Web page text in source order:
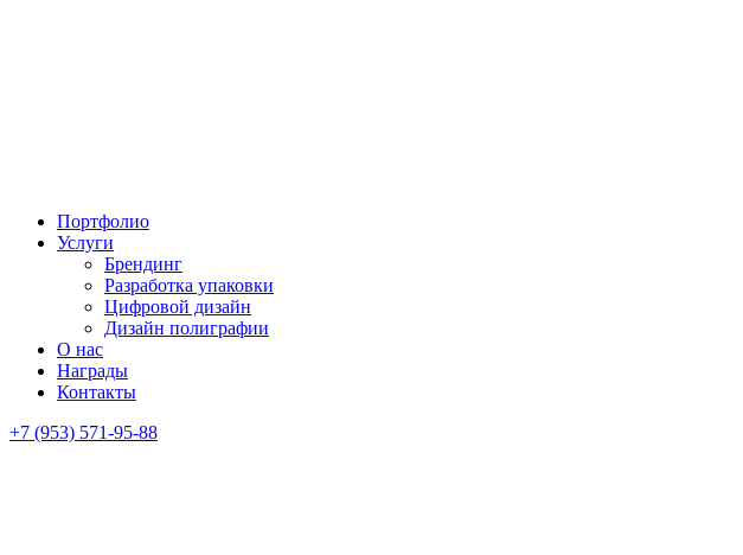
Портфолио
Услуги
Брендинг
Разработка упаковки
Цифровой дизайн
Дизайн полиграфии
О нас
Награды
Контакты
+7 (953) 571-95-88